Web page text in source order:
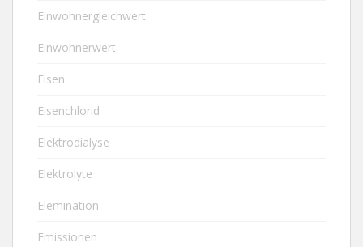
Einwohnergleichwert
Einwohnerwert
Eisen
Eisenchlorid
Elektrodialyse
Elektrolyte
Elemination
Emissionen